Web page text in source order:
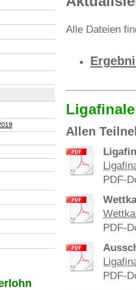
Alle Dateien
Ligafinale
Allen
PDF-
PDF-
PDF-